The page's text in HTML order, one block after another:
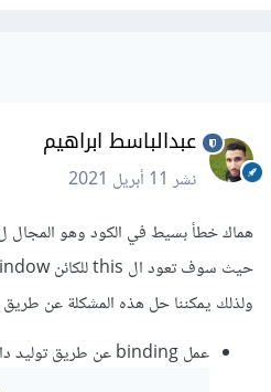
عبدالباسط ابراهيم
نشر11 أبريل 2021
ولذلك يمكننا حل هذه المشكلة عن طريق
عمل binding عن طريق توليد دالة جديدة بمجال scope محدد